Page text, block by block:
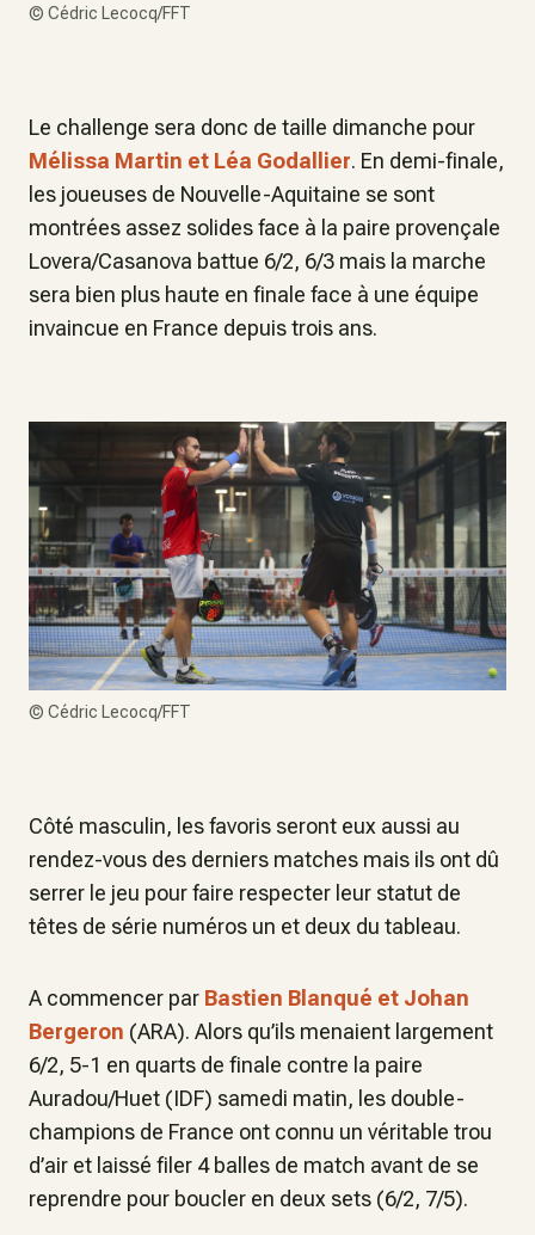
© Cédric Lecocq/FFT
Le challenge sera donc de taille dimanche pour
Mélissa Martin et Léa Godallier. En demi-finale,
les joueuses de Nouvelle-Aquitaine se sont
montrées assez solides face à la paire provençale
Lovera/Casanova battue 6/2, 6/3 mais la marche
sera bien plus haute en finale face à une équipe
invaincue en France depuis trois ans.
© Cédric Lecocq/FFT
Côté masculin, les favoris seront eux aussi au
rendez-vous des derniers matches mais ils ont dû
serrer le jeu pour faire respecter leur statut de
têtes de série numéros un et deux du tableau.
A commencer par Bastien Blanqué et Johan
Bergeron (ARA). Alors qu’ils menaient largement
6/2, 5-1 en quarts de finale contre la paire
Auradou/Huet (IDF) samedi matin, les double-
champions de France ont connu un véritable trou
d’air et laissé filer 4 balles de match avant de se
reprendre pour boucler en deux sets (6/2, 7/5).